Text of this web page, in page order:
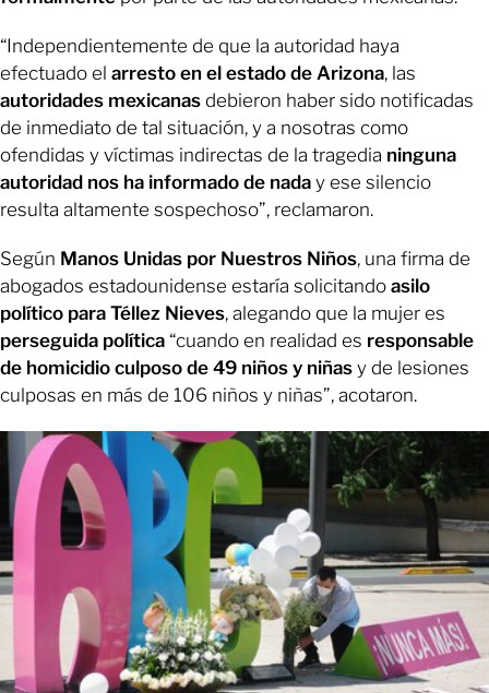
“Independientemente de que la autoridad haya
efectuado el arresto en el estado de Arizona, las
autoridades mexicanas debieron haber sido notificadas
de inmediato de tal situación, y a nosotras como
ofendidas y víctimas indirectas de la tragedia ninguna
autoridad nos ha informado de nada y ese silencio
resulta altamente sospechoso”, reclamaron.
Según Manos Unidas por Nuestros Niños, una firma de
abogados estadounidense estaría solicitando asilo
político para Téllez Nieves, alegando que la mujer es
perseguida política “cuando en realidad es responsable
de homicidio culposo de 49 niños y niñas y de lesiones
culposas en más de 106 niños y niñas”, acotaron.